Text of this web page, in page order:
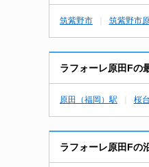
筑紫野市 筑紫野市
ラフォーレ原田Fの
原田（福岡）駅 桜
ラフォーレ原田Fの